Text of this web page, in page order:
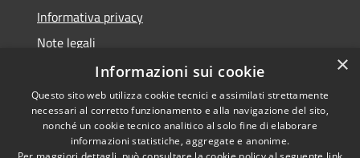
Informativa privacy
Note legali
Dichiarazione di accessibilità
RSS Copyright © 2026 • Comune di
×
Informazioni sui cookie
Questo sito web utilizza cookie tecnici e assimilati strettamente
necessari al corretto funzionamento e alla navigazione del sito,
nonché un cookie tecnico analitico al solo fine di elaborare
informazioni statistiche, aggregate e anonime.